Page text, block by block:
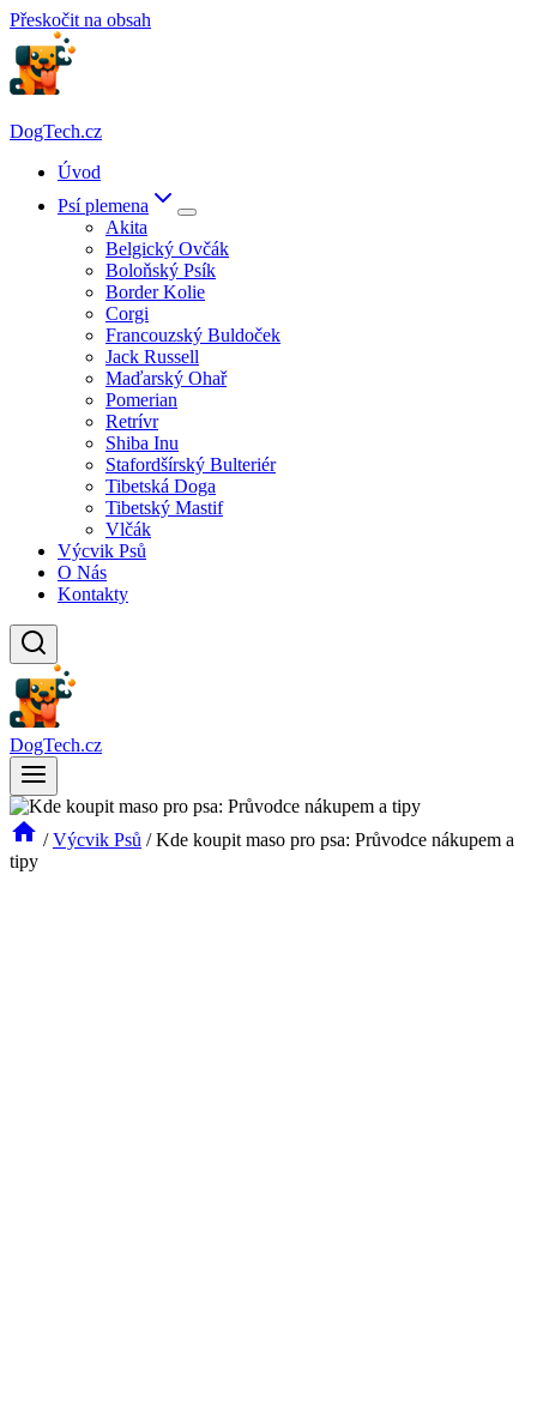
Přeskočit na obsah
DogTech.cz
Úvod
Psí plemena
Akita
Belgický Ovčák
Boloňský Psík
Border Kolie
Corgi
Francouzský Buldoček
Jack Russell
Maďarský Ohař
Pomerian
Retrívr
Shiba Inu
Stafordšírský Bulteriér
Tibetská Doga
Tibetský Mastif
Vlčák
Výcvik Psů
O Nás
Kontakty
DogTech.cz
/ Výcvik Psů / Kde koupit maso pro psa: Průvodce nákupem a
tipy